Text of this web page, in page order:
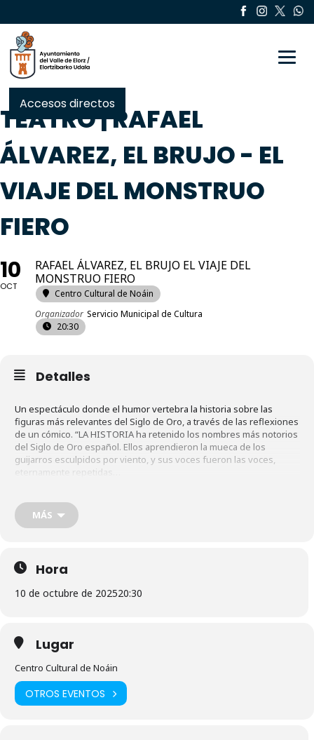
Accesos directos
TEATRO | RAFAEL
ÁLVAREZ, EL BRUJO - EL
VIAJE DEL MONSTRUO
FIERO
10
OCT
RAFAEL ÁLVAREZ, EL BRUJO EL VIAJE DEL
MONSTRUO FIERO
Centro Cultural de Noáin
Organizador Servicio Municipal de Cultura
20:30
Detalles
Un espectáculo donde el humor vertebra la historia sobre las
figuras más relevantes del Siglo de Oro, a través de las reflexiones
de un cómico. “LA HISTORIA ha retenido los nombres más notorios
del Siglo de Oro español. Ellos aprendieron la mueca de los
guijarros esculpidos por viento, y sus voces fueron las voces,
eternamente repetidas…
más allá del cambio y de la moda. Esta de la que ahora os hago
entrega: Amad las bellas palabras, las sonoras palabras de este
Espectáculo dentro del Programa Platea y el Programa Butaca
3/Besaulkia
MÁS
Hora
10 de octubre de 202520:30
Lugar
Centro Cultural de Noáin
OTROS EVENTOS